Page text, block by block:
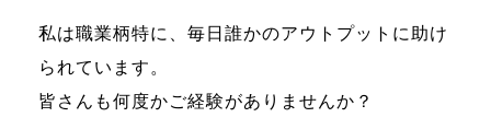
私は職業柄特に、毎日誰かのアウトプットに助け
られています。
皆さんも何度かご経験がありませんか？